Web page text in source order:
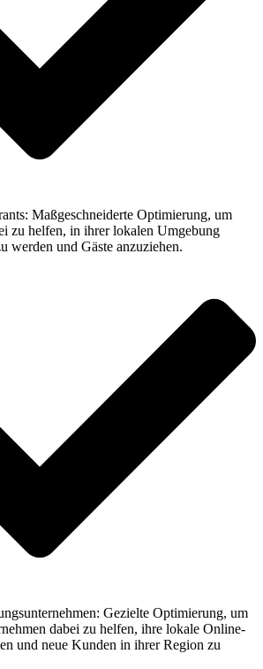
Maßgeschneiderte Optimierung, um
zu helfen, in ihrer lokalen Umgebung
werden und Gäste anzuziehen.
Gezielte Optimierung, um
dabei zu helfen, ihre lokale Online-
und neue Kunden in ihrer Region zu